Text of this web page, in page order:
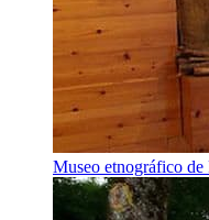
Museo etnográfico de